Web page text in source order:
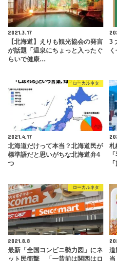
2021.3.17
【北海道】えりも観光協会の発言
が話題「温泉にちょっと入ったぐ
らいで健康…
3
ローカルネタ
2021.4.17
北海道だけって本当？北海道民が
標準語だと思いがちな北海道弁4
つ
札
ローカルネタ
2021.8.8
最新「全国コンビニ勢力図」にネ
ット民衝撃 「一昔前は関西はロ
道